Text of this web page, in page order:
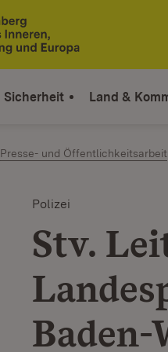
Sicherheit Land &
Presse- und Öffentlichkeitsarbeit
Polizei
Stv.